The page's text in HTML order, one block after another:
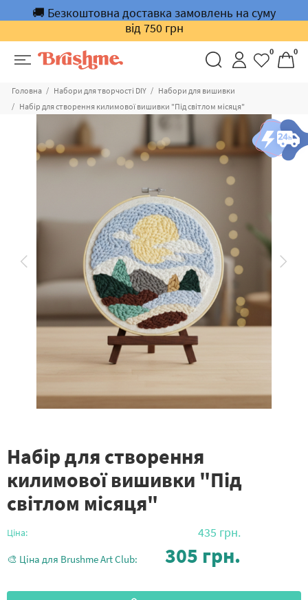
🚚 Безкоштовна доставка замовлень на суму
від 750 грн
0 0
Головна Набори для творчості DIY
Набори для вишивки
Набір для створення килимової вишивки "Під світлом місяця"
Набір для створення
килимової вишивки "Під
світлом місяця"
Ціна: 435 грн.
🎨 Ціна для Brushme Art Club: 305 грн.